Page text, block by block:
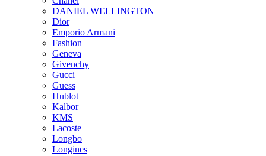
DANIEL WELLINGTON
Dior
Emporio Armani
Fashion
Geneva
Givenchy
Gucci
Guess
Hublot
Kalbor
KMS
Lacoste
Longbo
Longines